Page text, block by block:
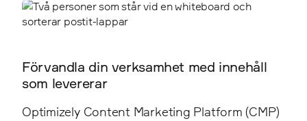
Förvandla din verksamhet med innehåll
som levererar
Optimizely Content Marketing Platform (CMP)